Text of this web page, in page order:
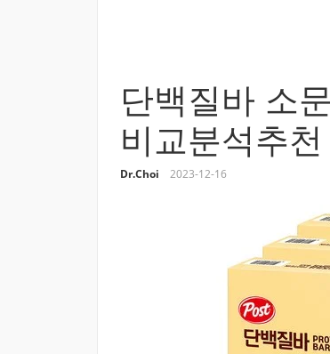
단백질바 소
비교분석추천
Dr.Choi 2023-12-16